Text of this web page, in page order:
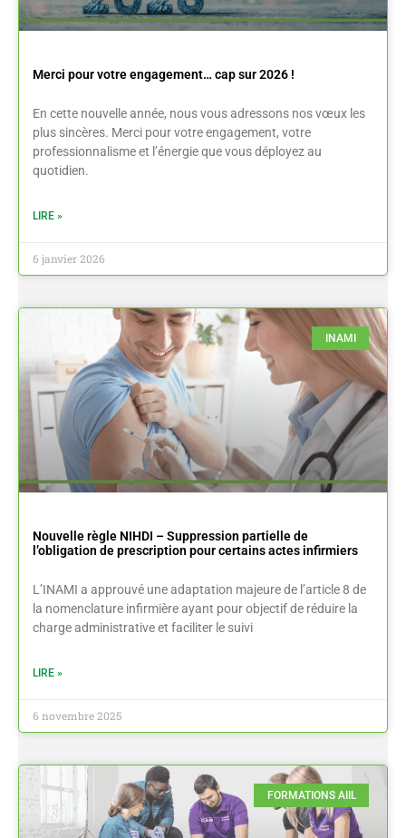
Merci pour votre engagement… cap sur 2026 !
En cette nouvelle année, nous vous adressons nos vœux les
plus sincères. Merci pour votre engagement, votre
professionnalisme et l’énergie que vous déployez au
quotidien.
LIRE »
6 janvier 2026
INAMI
Nouvelle règle NIHDI – Suppression partielle de
l’obligation de prescription pour certains actes infirmiers
L’INAMI a approuvé une adaptation majeure de l’article 8 de
la nomenclature infirmière ayant pour objectif de réduire la
charge administrative et faciliter le suivi
LIRE »
6 novembre 2025
FORMATIONS AIIL